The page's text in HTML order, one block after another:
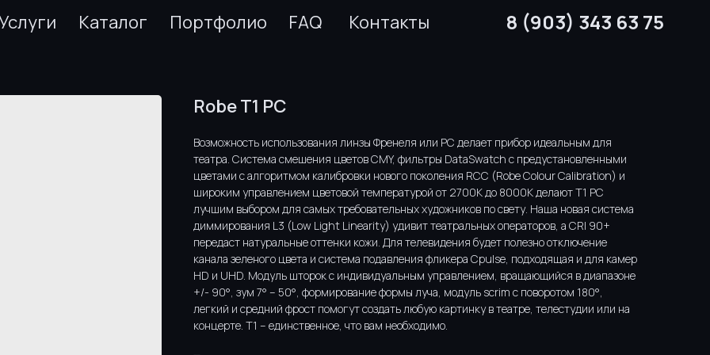
Каталог Портфолио FAQ Контакты 8 (903) 343 63 75
Robe T1 PC
Возможность использования линзы Френеля или РС делает прибор идеальным для
театра. Система смешения цветов CMY, фильтры DataSwatch с предустановленными
цветами с алгоритмом калибровки нового поколения RCC (Robe Colour Calibration) и
широким управлением цветовой температурой от 2700K до 8000K делают T1 PC
лучшим выбором для самых требовательных художников по свету. Наша новая система
диммирования L3 (Low Light Linearity) удивит театральных операторов, а CRI 90+
передаст натуральные оттенки кожи. Для телевидения будет полезно отключение
канала зеленого цвета и система подавления фликера Cpulse, подходящая и для камер
HD и UHD. Модуль шторок с индивидуальным управлением, вращающийся в диапазоне
+/- 90°, зум 7° – 50°, формирование формы луча, модуль scrim с поворотом 180°,
легкий и средний фрост помогут создать любую картинку в театре, телестудии или на
концерте. T1 – единственное, что вам необходимо.